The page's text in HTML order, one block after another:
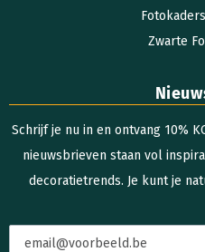
Zwarte
Schrijf je nu in en ontvang 10%
nieuwsbrieven staan vol
decoratietrends. Je kunt je